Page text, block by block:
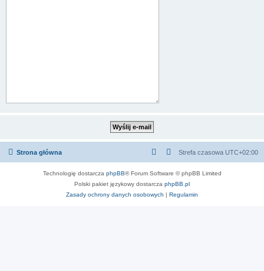
Strona główna Strefa czasowa UTC+02:00
Technologię dostarcza phpBB® Forum Software © phpBB Limited
Polski pakiet językowy dostarcza phpBB.pl
Zasady ochrony danych osobowych | Regulamin